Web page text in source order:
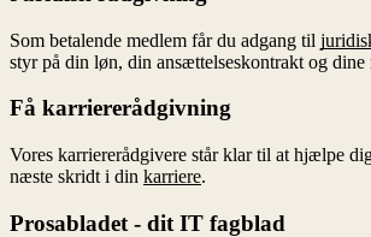
Som betalende medlem får du adgang til
styr på din løn, din ansættelseskontrakt og dine
Få karriererådgivning
Vores karriererådgivere står klar til at hjælpe
næste skridt i din karriere.
Prosabladet - dit IT fagblad